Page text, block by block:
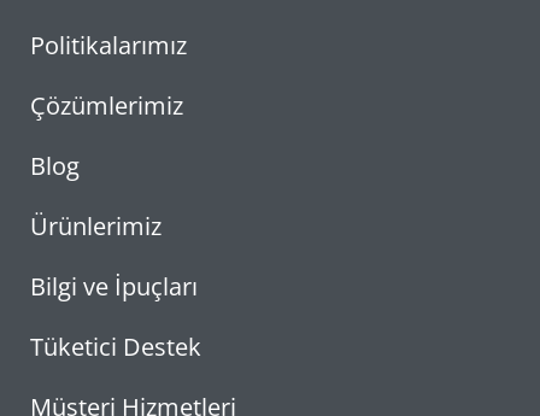
Politikalarımız
Çözümlerimiz
Blog
Ürünlerimiz
Bilgi ve İpuçları
Tüketici Destek
Müşteri Hizmetleri